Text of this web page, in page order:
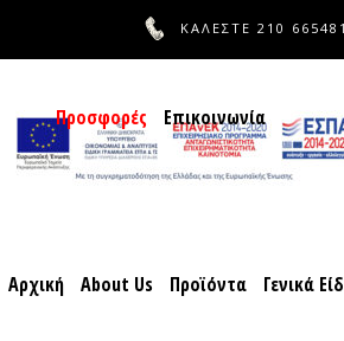
ΚΑΛΕΣΤΕ 210
Αρχική About Us Προϊόντα Γενικά
About Us
Προσφορές Επικοινωνία